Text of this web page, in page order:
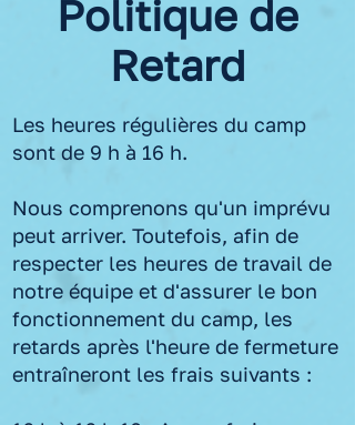
Politique de
Retard
Les heures régulières du camp
sont de 9 h à 16 h.
Nous comprenons qu'un imprévu
peut arriver. Toutefois, afin de
respecter les heures de travail de
notre équipe et d'assurer le bon
fonctionnement du camp, les
retards après l'heure de fermeture
entraîneront les frais suivants :